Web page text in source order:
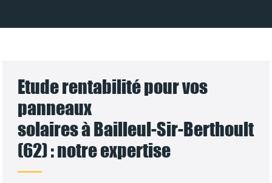
Etude rentabilité pour vos
panneaux
solaires à Bailleul-Sir-Berthoult
(62) : notre expertise